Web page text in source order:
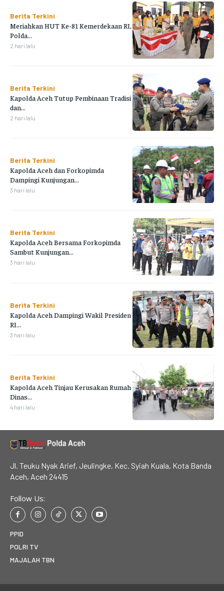
Berita Terkini
Meriahkan HUT Ke-81 Kemerdekaan RI,
Polda...
2 hari lalu
Berita Terkini
Kapolda Aceh Tutup Pembinaan Tradisi
dan...
2 hari lalu
Berita Terkini
Kapolda Aceh dan Forkopimda
Dampingi Kunjungan...
3 hari lalu
Berita Terkini
Kapolda Aceh Bersama Forkopimda
Sambut Kunjungan...
3 hari lalu
Berita Terkini
Kapolda Aceh Dampingi Wakil Presiden
RI...
3 hari lalu
Berita Terkini
Kapolda Aceh Tinjau Kerusakan Rumah
Dinas...
4 hari lalu
Jl. Teuku Nyak Arief, Jeulingke, Kec. Syiah Kuala, Kota Banda
Aceh, Aceh 24415
Follow Us:
PPID
POLRI TV
MAJALAH TBN